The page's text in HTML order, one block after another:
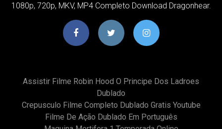
1080p, 720p, MKV, MP4 Completo Download Dragonhear.
Assistir Filme Robin Hood O Principe Dos Ladroes
Dublado
Crepusculo Filme Completo Dublado Gratis Youtube
Filme De Ação Dublado Em Português